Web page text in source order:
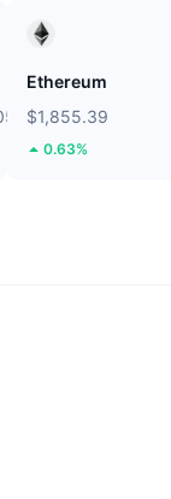
Ethereum
$1,855.39
0.63%